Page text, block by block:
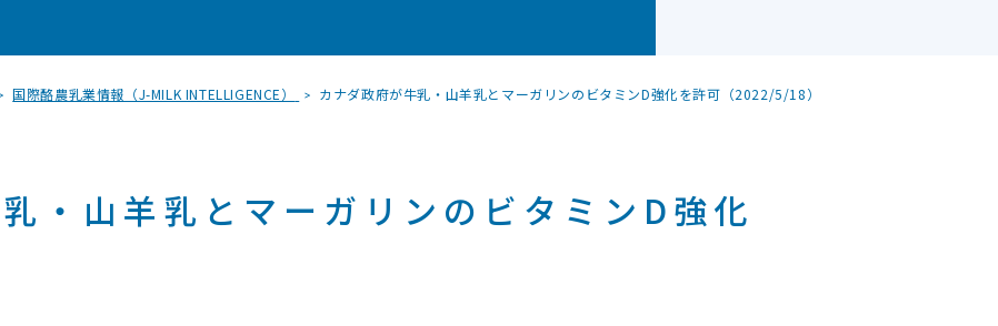
国際酪農乳業情報（J-MILK INTELLIGENCE） カナダ政府が牛乳・山羊乳とマーガリンのビタミンD強化を許可（2022/5/18）
・山羊乳とマーガリンのビタミンD強化